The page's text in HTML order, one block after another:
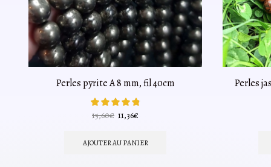
Perles pyrite A 8 mm, fil 40cm
15,60€ Le
initial
11,36€
actuel
AJOUTER AU PANIER
Perles